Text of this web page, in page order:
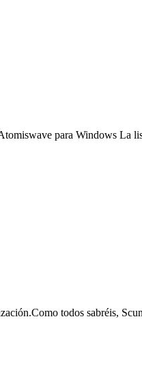
para Windows La
todos sabréis,